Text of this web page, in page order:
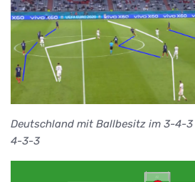
Deutschland mit Ballbesitz im 3-4-3
4-3-3